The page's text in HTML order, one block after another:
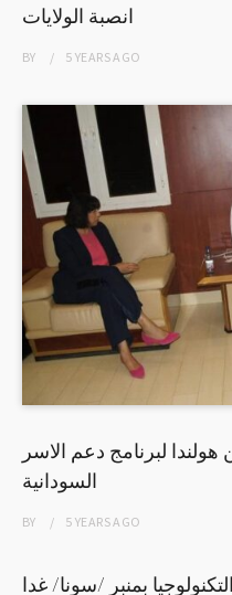
انصبة الولايات
BY 5 YEARSAGO
لبرنامج دعم الاسر
السودانية
BY 5 YEARSAGO
بمنبر /سونا/ غدا